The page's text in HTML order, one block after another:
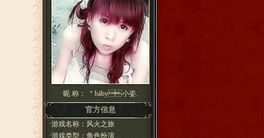
昵 称： ＂báby小姿.
官方信息
·游戏名称：风火之旅
·游戏类型：角色扮演